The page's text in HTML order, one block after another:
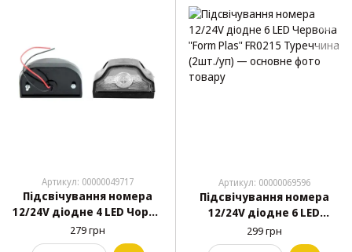
Артикул: 00000049717
Підсвічування номера
12/24V діодне 4 LED Чорна
"КОБРА" УР-37 Туреччина
(2шт./уп)
279 грн
Артикул: 00000069596
Підсвічування номера
12/24V діодне 6 LED
Червона "Form Plas"
FR0215 Туреччина (2шт./
299 грн